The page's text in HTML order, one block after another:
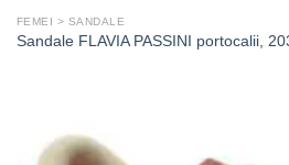
FEMEI > SANDALE
Sandale FLAVIA PASSINI portocalii,